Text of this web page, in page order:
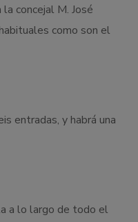
concejal M. José
como son el
entradas, y habrá una
a lo largo de todo el